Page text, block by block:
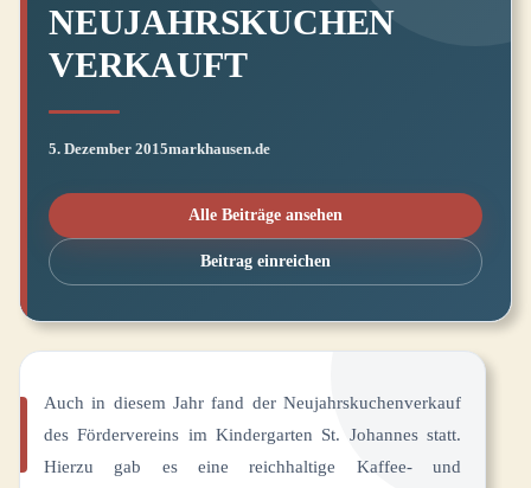
NEUJAHRSKUCHEN
VERKAUFT
5. Dezember 2015markhausen.de
Alle Beiträge ansehen
Beitrag einreichen
Auch in diesem Jahr fand der Neujahrskuchenverkauf
des Fördervereins im Kindergarten St. Johannes statt.
Hierzu gab es eine reichhaltige Kaffee- und